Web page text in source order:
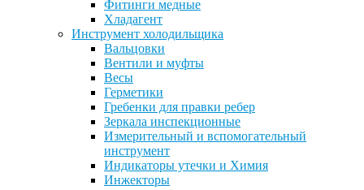
Фитинги медные
Хладагент
Инструмент холодильщика
Вальцовки
Вентили и муфты
Весы
Герметики
Гребенки для правки ребер
Зеркала инспекционные
Измерительный и вспомогательный
инструмент
Индикаторы утечки и Химия
Инжекторы